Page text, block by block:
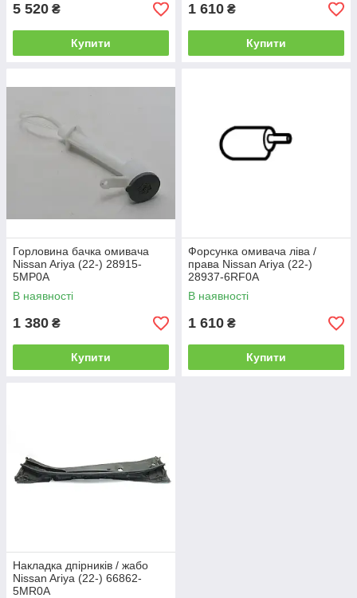
5 520 ₴
Купити
1 610 ₴
Купити
Горловина бачка омивача
Nissan Ariya (22-) 28915-
5MP0A
В наявності
1 380 ₴
Купити
Форсунка омивача ліва /
права Nissan Ariya (22-)
28937-6RF0A
В наявності
1 610 ₴
Купити
Накладка дпірників / жабо
Nissan Ariya (22-) 66862-
5MR0A